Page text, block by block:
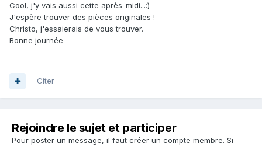
Cool, j'y vais aussi cette après-midi...:)
J'espère trouver des pièces originales !
Christo, j'essaierais de vous trouver.
Bonne journée
Citer
Rejoindre le sujet et participer
Pour poster un message, il faut créer un compte membre. Si